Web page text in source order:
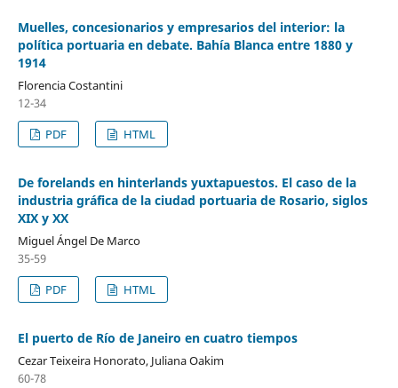
Muelles, concesionarios y empresarios del interior: la
política portuaria en debate. Bahía Blanca entre 1880 y
1914
Florencia Costantini
12-34
PDF
HTML
De forelands en hinterlands yuxtapuestos. El caso de la
industria gráfica de la ciudad portuaria de Rosario, siglos
XIX y XX
Miguel Ángel De Marco
35-59
PDF
HTML
El puerto de Río de Janeiro en cuatro tiempos
Cezar Teixeira Honorato, Juliana Oakim
60-78